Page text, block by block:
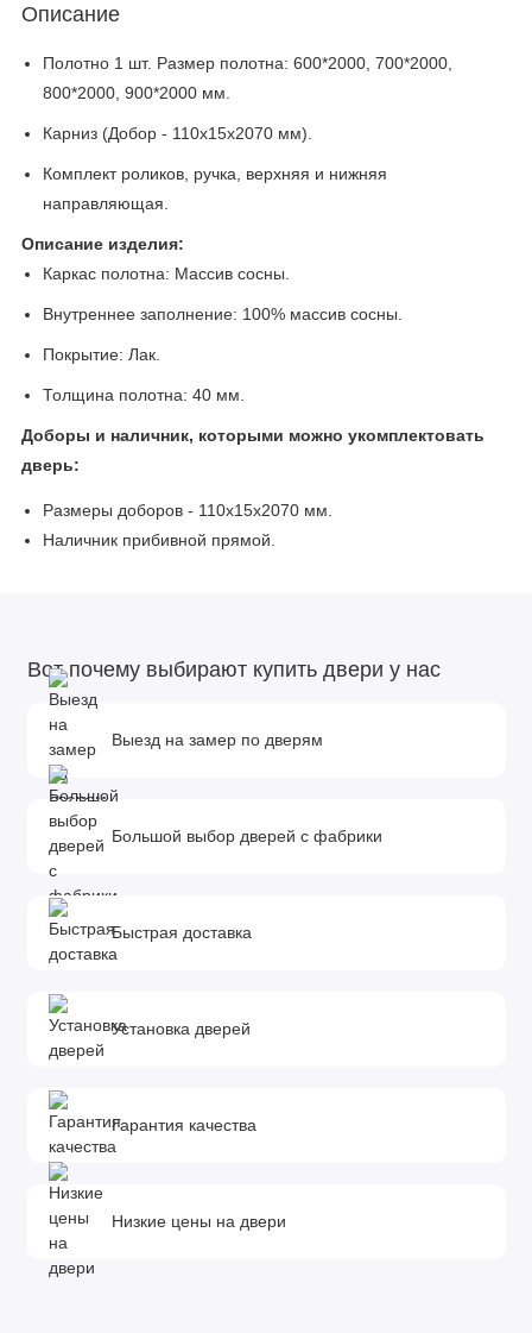
Описание
Полотно 1 шт. Размер полотна: 600*2000, 700*2000,
800*2000, 900*2000 мм.
Карниз (Добор - 110x15х2070 мм).
Комплект роликов, ручка, верхняя и нижняя
направляющая.
Описание изделия:
Каркас полотна: Массив сосны.
Внутреннее заполнение: 100% массив сосны.
Покрытие: Лак.
Толщина полотна: 40 мм.
Доборы и наличник, которыми можно укомплектовать
дверь:
Размеры доборов - 110x15х2070 мм.
Наличник прибивной прямой.
Вот почему выбирают купить двери у нас
Выезд на замер по дверям
Большой выбор дверей с фабрики
Быстрая доставка
Установка дверей
Гарантия качества
Низкие цены на двери